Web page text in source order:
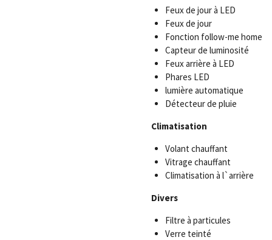
Feux de jour à LED
Feux de jour
Fonction follow-me home
Capteur de luminosité
Feux arrière à LED
Phares LED
lumière automatique
Détecteur de pluie
Climatisation
Volant chauffant
Vitrage chauffant
Climatisation à l`arrière
Divers
Filtre à particules
Verre teinté